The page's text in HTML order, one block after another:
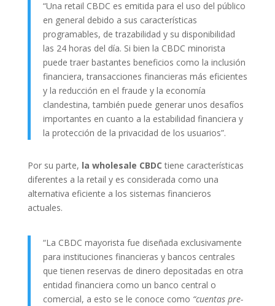
“Una retail CBDC es emitida para el uso del público
en general debido a sus características
programables, de trazabilidad y su disponibilidad
las 24 horas del día. Si bien la CBDC minorista
puede traer bastantes beneficios como la inclusión
financiera, transacciones financieras más eficientes
y la reducción en el fraude y la economía
clandestina, también puede generar unos desafíos
importantes en cuanto a la estabilidad financiera y
la protección de la privacidad de los usuarios”.
Por su parte, la wholesale CBDC tiene características
diferentes a la retail y es considerada como una
alternativa eficiente a los sistemas financieros
actuales.
“La CBDC mayorista fue diseñada exclusivamente
para instituciones financieras y bancos centrales
que tienen reservas de dinero depositadas en otra
entidad financiera como un banco central o
comercial, a esto se le conoce como “cuentas pre-